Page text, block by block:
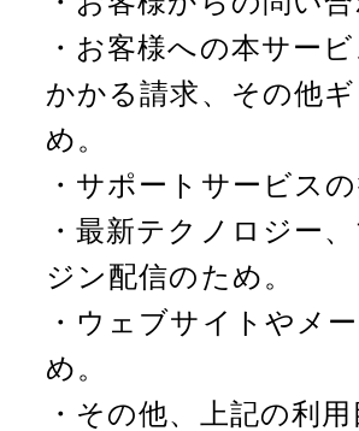
・お客様への本サー
かかる請求、その他
め。
・サポートサービス
・最新テクノロジー
ジン配信のため。
・ウェブサイトやメ
め。
・その他、上記の利